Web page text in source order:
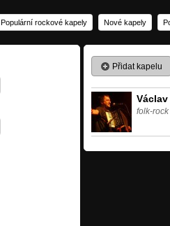
Populární rockové kapely Nové kapely
Přidat kapelu
folk-rock